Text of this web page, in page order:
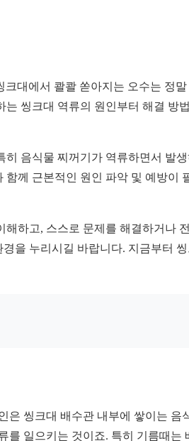
대에서 콸콸 쏟아지는 오수는 정
씽크대 역류의 원인부터 해결 방
음식물 찌꺼기가 역류하면서 발
께 근본적인 원인 파악 및 예방
하고, 스스로 문제를 해결하거나
을 누리시길 바랍니다. 지금부터
씽크대 배수관 내부에 쌓이는
일으키는 것이죠. 특히 기름때